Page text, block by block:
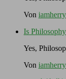
Von
Is
Yes,
Von